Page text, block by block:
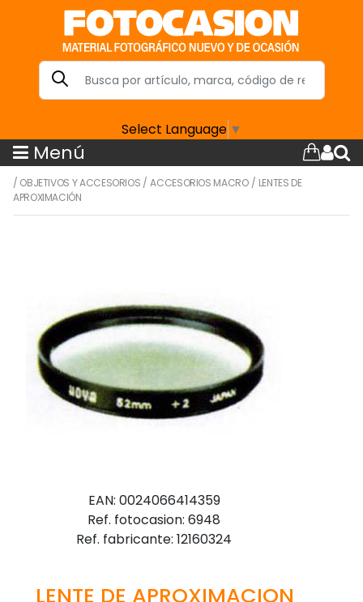
Select Language ▼
Menú
/ OBJETIVOS Y ACCESORIOS /ACCESORIOS MACRO/ LENTES DE
APROXIMACIÓN
EAN: 0024066414359
Ref. fotocasion: 6948
Ref. fabricante: 12160324
LENTE DE APROXIMACION